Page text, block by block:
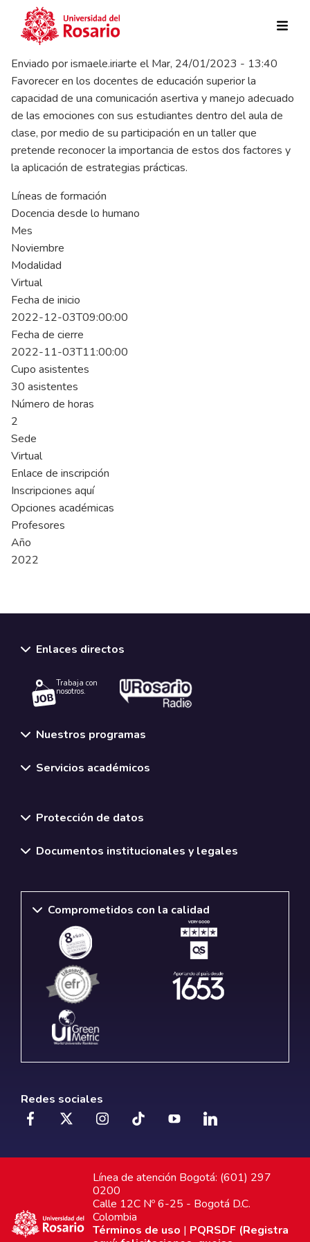
Pasar al contenido principal
Enviado porismaele.iriarte elMar, 24/01/2023 - 13:40
Favorecer en los docentes de educación superior la
capacidad de una comunicación asertiva y manejo adecuado
de las emociones con sus estudiantes dentro del aula de
clase, por medio de su participación en un taller que
pretende reconocer la importancia de estos dos factores y
la aplicación de estrategias prácticas.
Líneas de formación
Docencia desde lo humano
Mes
Noviembre
Modalidad
Virtual
Fecha de inicio
2022-12-03T09:00:00
Fecha de cierre
2022-11-03T11:00:00
Cupo asistentes
30 asistentes
Número de horas
2
Sede
Virtual
Enlace de inscripción
Inscripciones aquí
Opciones académicas
Profesores
Año
2022
Enlaces directos
Trabaja con
nosotros.
Nuestros programas
Servicios académicos
Protección de datos
Documentos institucionales y legales
Comprometidos con la calidad
Redes sociales
Línea de atención Bogotá: (601) 297
0200
Calle 12C Nº 6-25 - Bogotá D.C.
Colombia
Términos de uso | PQRSDF (Registra